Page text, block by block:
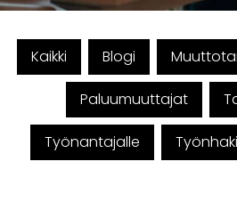
Kaikki Blogi
Paluumuuttajat
Työnantajalle